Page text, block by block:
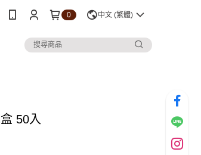
0 中文 (繁體)
50入